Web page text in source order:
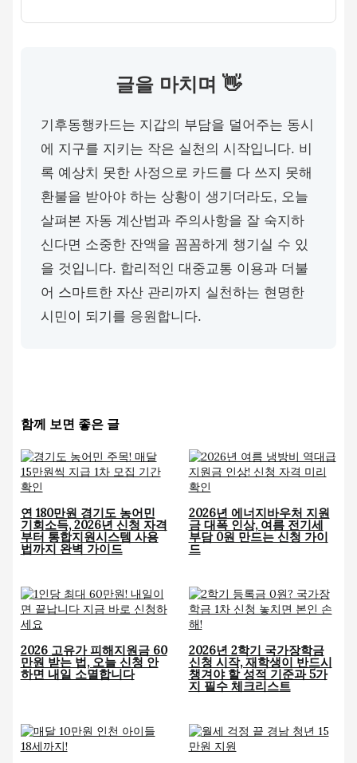
글을 마치며 👋
기후동행카드는 지갑의 부담을 덜어주는 동시
에 지구를 지키는 작은 실천의 시작입니다. 비
록 예상치 못한 사정으로 카드를 다 쓰지 못해
환불을 받아야 하는 상황이 생기더라도, 오늘
살펴본 자동 계산법과 주의사항을 잘 숙지하
신다면 소중한 잔액을 꼼꼼하게 챙기실 수 있
을 것입니다. 합리적인 대중교통 이용과 더불
어 스마트한 자산 관리까지 실천하는 현명한
시민이 되기를 응원합니다.
함께 보면 좋은 글
연 180만원 경기도 농어민
기회소득, 2026년 신청 자격
부터 통합지원시스템 사용
법까지 완벽 가이드
2026년 에너지바우처 지원
금 대폭 인상, 여름 전기세
부담 0원 만드는 신청 가이
드
2026 고유가 피해지원금 60
만원 받는 법, 오늘 신청 안
하면 내일 소멸합니다
2026년 2학기 국가장학금
신청 시작, 재학생이 반드시
챙겨야 할 성적 기준과 5가
지 필수 체크리스트